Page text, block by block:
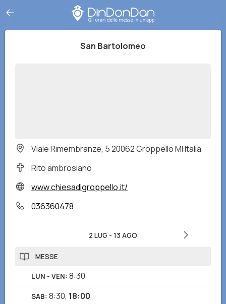
San Bartolomeo
Viale Rimembranze, 5 20062 Groppello MI Italia
Rito ambrosiano
www.chiesadigroppello.it/
036360478
2 LUG - 13 AGO
MESSE
LUN - VEN: 8:30
SAB: 8:30, 18:00